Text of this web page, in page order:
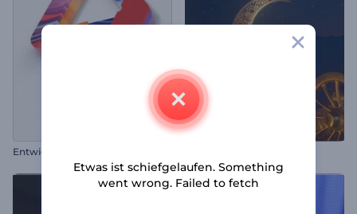
Entwickelndes Sketch Logo
Etwas ist schiefgelaufen. Something
went wrong. Failed to fetch